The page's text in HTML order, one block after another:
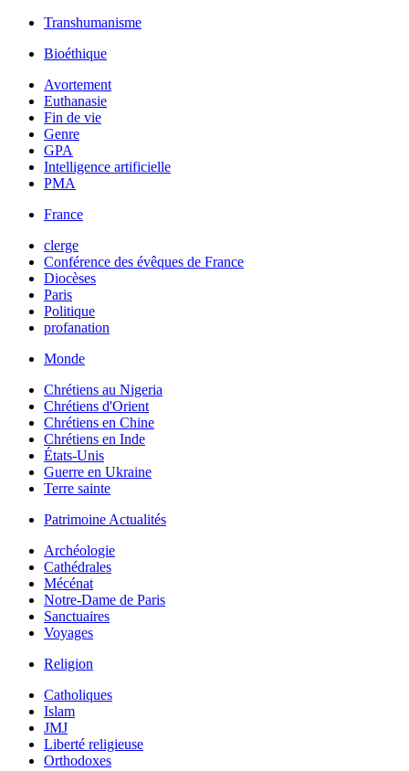
Transhumanisme
Bioéthique
Avortement
Euthanasie
Fin de vie
Genre
GPA
Intelligence artificielle
PMA
France
clerge
Conférence des évêques de France
Diocèses
Paris
Politique
profanation
Monde
Chrétiens au Nigeria
Chrétiens d'Orient
Chrétiens en Chine
Chrétiens en Inde
États-Unis
Guerre en Ukraine
Terre sainte
Patrimoine Actualités
Archéologie
Cathédrales
Mécénat
Notre-Dame de Paris
Sanctuaires
Voyages
Religion
Catholiques
Islam
JMJ
Liberté religieuse
Orthodoxes